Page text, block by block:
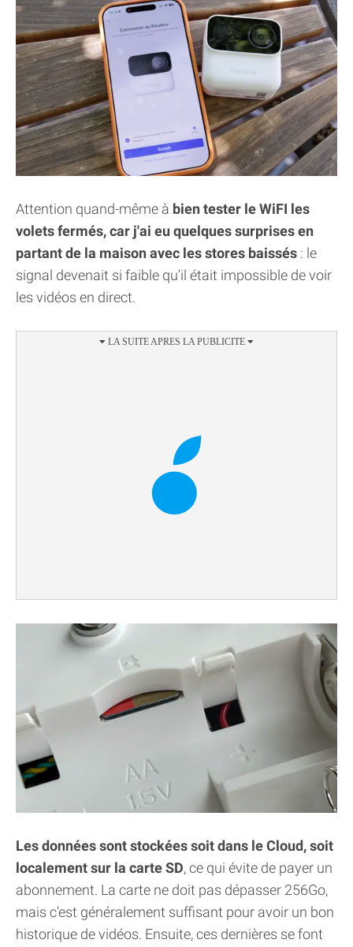
Attention quand-même à bien tester le WiFI les
volets fermés, car j'ai eu quelques surprises en
partant de la maison avec les stores baissés : le
signal devenait si faible qu'il était impossible de voir
les vidéos en direct.
Les données sont stockées soit dans le Cloud, soit
localement sur la carte SD, ce qui évite de payer un
abonnement. La carte ne doit pas dépasser 256Go,
mais c'est généralement suffisant pour avoir un bon
historique de vidéos. Ensuite, ces dernières se font